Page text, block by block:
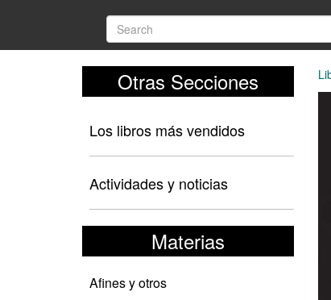
Otras Secciones
Los libros más vendidos
Actividades y noticias
Materias
Afines y otros